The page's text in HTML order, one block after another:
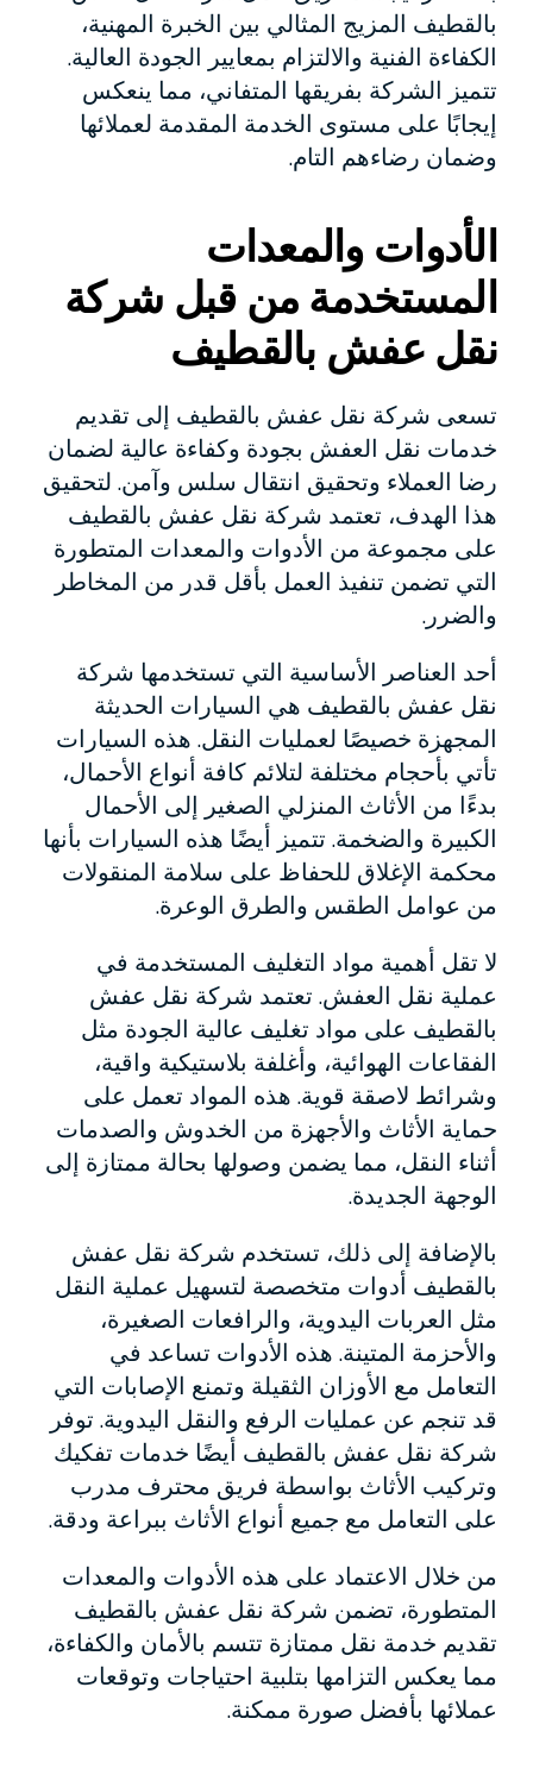
بالقطيف المزيج المثالي بين الخبرة المهنية،
الكفاءة الفنية والالتزام بمعايير الجودة العالية.
تتميز الشركة بفريقها المتفاني، مما ينعكس
إيجابًا على مستوى الخدمة المقدمة لعملائها
وضمان رضاءهم التام.
الأدوات والمعدات
المستخدمة من قبل شركة
نقل عفش بالقطيف
تسعى شركة نقل عفش بالقطيف إلى تقديم
خدمات نقل العفش بجودة وكفاءة عالية لضمان
رضا العملاء وتحقيق انتقال سلس وآمن. لتحقيق
هذا الهدف، تعتمد شركة نقل عفش بالقطيف
على مجموعة من الأدوات والمعدات المتطورة
التي تضمن تنفيذ العمل بأقل قدر من المخاطر
والضرر.
أحد العناصر الأساسية التي تستخدمها شركة
نقل عفش بالقطيف هي السيارات الحديثة
المجهزة خصيصًا لعمليات النقل. هذه السيارات
تأتي بأحجام مختلفة لتلائم كافة أنواع الأحمال،
بدءًا من الأثاث المنزلي الصغير إلى الأحمال
الكبيرة والضخمة. تتميز أيضًا هذه السيارات بأنها
محكمة الإغلاق للحفاظ على سلامة المنقولات
من عوامل الطقس والطرق الوعرة.
لا تقل أهمية مواد التغليف المستخدمة في
عملية نقل العفش. تعتمد شركة نقل عفش
بالقطيف على مواد تغليف عالية الجودة مثل
الفقاعات الهوائية، وأغلفة بلاستيكية واقية،
وشرائط لاصقة قوية. هذه المواد تعمل على
حماية الأثاث والأجهزة من الخدوش والصدمات
أثناء النقل، مما يضمن وصولها بحالة ممتازة إلى
الوجهة الجديدة.
بالإضافة إلى ذلك، تستخدم شركة نقل عفش
بالقطيف أدوات متخصصة لتسهيل عملية النقل
مثل العربات اليدوية، والرافعات الصغيرة،
والأحزمة المتينة. هذه الأدوات تساعد في
التعامل مع الأوزان الثقيلة وتمنع الإصابات التي
قد تنجم عن عمليات الرفع والنقل اليدوية. توفر
شركة نقل عفش بالقطيف أيضًا خدمات تفكيك
وتركيب الأثاث بواسطة فريق محترف مدرب
على التعامل مع جميع أنواع الأثاث ببراعة ودقة.
من خلال الاعتماد على هذه الأدوات والمعدات
المتطورة، تضمن شركة نقل عفش بالقطيف
تقديم خدمة نقل ممتازة تتسم بالأمان والكفاءة،
مما يعكس التزامها بتلبية احتياجات وتوقعات
عملائها بأفضل صورة ممكنة.